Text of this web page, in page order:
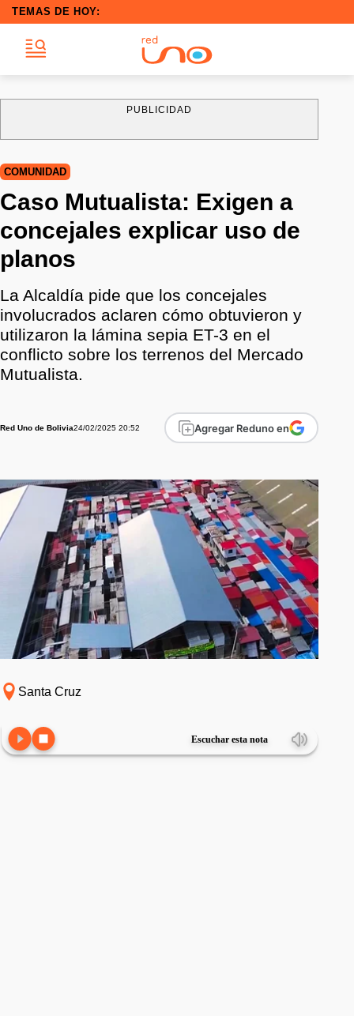
TEMAS DE HOY:
PUBLICIDAD
COMUNIDAD
Caso Mutualista: Exigen a
concejales explicar uso de
planos
La Alcaldía pide que los concejales
involucrados aclaren cómo obtuvieron y
utilizaron la lámina sepia ET-3 en el
conflicto sobre los terrenos del Mercado
Mutualista.
Red Uno de Bolivia24/02/2025 20:52 Agregar Reduno en
Santa Cruz
Escuchar esta nota